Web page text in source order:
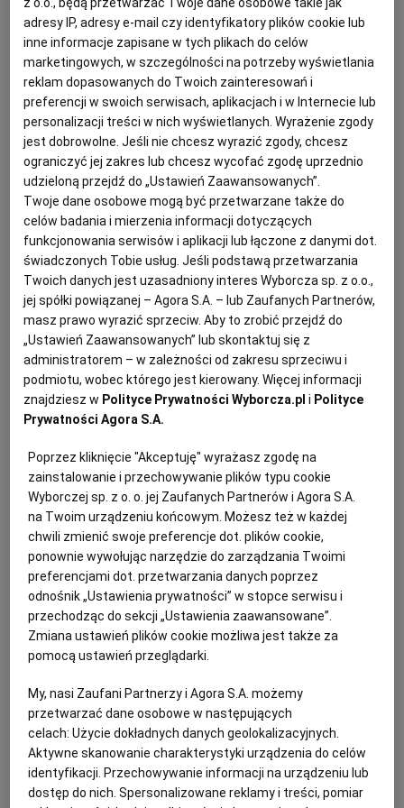
DOMOWE PRZETWORY
SOST, DIPY I INNE DODATKI
KUCHNIA MEKSYKAŃSKA
KUCHNIA INDYJSKA
KUCHNIA HISZPAŃSKA
KUCHNIA NIEMIECKA
GLIWICE
GORZÓW WIELKOPOLSKI
KALISZ
KATOWICE
KIELCE
KOSZALIN
KRAKÓW
ŁÓDŹ
OLSZTYN
OPOLE
PŁOCK
POZNAŃ
RADOM
RYBNIK
WYBORCZA TV I VOD
TYLKO ZDROWIE
KSIĄŻKI. MAGAZYN DO CZYTANIA
NASZA EUROPA
SŁÓWKA. MAGAZYN O JĘZYKU
BIQDATA
JUTRONAUCI
ARCHIWUM
INNE SERWISY
GAZETA.PL
TOK FM
SPORT.PL
PUBLIO.PL
KULTURALNYSKLEP.PL
DZIECKO
ZDROWIE
POGODA
PODRÓŻE
WIDEO
FORUM
Magazyn Kuchnia
Cukinia w 12 odsłonach
CHŁODNIK CUKINIA DANIA SEZONOWE LODY
Magazyn Kuchnia
Truskawki w roli głównej - 6
pomysłów na pyszne sezonowe
desery
BABECZKI DANIA SEZONOWE DESERY PRZEPISY NA LATO
Plate of Joy
Sałatka z krakersami i z ziarnami
AWOKADO DANIA SEZONOWE KOLACJA
Magazyn Kuchnia
6 potraw z dynią w roli głównej
DANIA OBIADOWE DYNIA KOLACJA PRZEPISY
Magazyn Kuchnia
Dynia w mleku kokosowym i curry
DANIA OBIADOWE DYNIA KOLACJA PRZEPISY
Magazyn Kuchnia
z o.o., będą przetwarzać Twoje dane osobowe takie jak
adresy IP, adresy e-mail czy identyfikatory plików cookie lub
inne informacje zapisane w tych plikach do celów
marketingowych, w szczególności na potrzeby wyświetlania
reklam dopasowanych do Twoich zainteresowań i
preferencji w swoich serwisach, aplikacjach i w Internecie lub
personalizacji treści w nich wyświetlanych. Wyrażenie zgody
jest dobrowolne. Jeśli nie chcesz wyrazić zgody, chcesz
ograniczyć jej zakres lub chcesz wycofać zgodę uprzednio
udzieloną przejdź do „Ustawień Zaawansowanych”.
Twoje dane osobowe mogą być przetwarzane także do
celów badania i mierzenia informacji dotyczących
funkcjonowania serwisów i aplikacji lub łączone z danymi dot.
świadczonych Tobie usług. Jeśli podstawą przetwarzania
Twoich danych jest uzasadniony interes Wyborcza sp. z o.o.,
jej spółki powiązanej – Agora S.A. – lub Zaufanych Partnerów,
masz prawo wyrazić sprzeciw. Aby to zrobić przejdź do
„Ustawień Zaawansowanych” lub skontaktuj się z
administratorem – w zależności od zakresu sprzeciwu i
podmiotu, wobec którego jest kierowany. Więcej informacji
znajdziesz w Polityce Prywatności Wyborcza.pl i Polityce
Prywatności Agora S.A.
Poprzez kliknięcie "Akceptuję" wyrażasz zgodę na
zainstalowanie i przechowywanie plików typu cookie
Wyborczej sp. z o. o. jej Zaufanych Partnerów i Agora S.A.
na Twoim urządzeniu końcowym. Możesz też w każdej
chwili zmienić swoje preferencje dot. plików cookie,
ponownie wywołując narzędzie do zarządzania Twoimi
preferencjami dot. przetwarzania danych poprzez
odnośnik „Ustawienia prywatności” w stopce serwisu i
przechodząc do sekcji „Ustawienia zaawansowane”.
Zmiana ustawień plików cookie możliwa jest także za
pomocą ustawień przeglądarki.
My, nasi Zaufani Partnerzy i Agora S.A. możemy
przetwarzać dane osobowe w następujących
celach:Użycie dokładnych danych geolokalizacyjnych.
Aktywne skanowanie charakterystyki urządzenia do celów
identyfikacji. Przechowywanie informacji na urządzeniu lub
dostęp do nich. Spersonalizowane reklamy i treści, pomiar